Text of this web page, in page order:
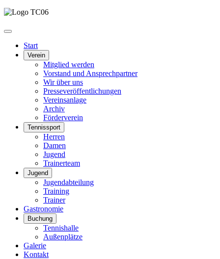
Start
Verein
Mitglied werden
Vorstand und Ansprechpartner
Wir über uns
Presseveröffentlichungen
Vereinsanlage
Archiv
Förderverein
Tennissport
Herren
Damen
Jugend
Trainerteam
Jugend
Jugendabteilung
Training
Trainer
Gastronomie
Buchung
Tennishalle
Außenplätze
Galerie
Kontakt